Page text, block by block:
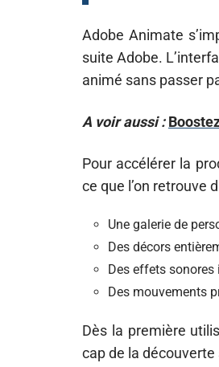
Adobe Animate
suite Adobe.
animé sans passer
A voir aussi :
Pour accélérer la
ce que l’on retrouve
Une galerie de
Des décors
Des effets
Des mouvements
Dès la première
cap de la